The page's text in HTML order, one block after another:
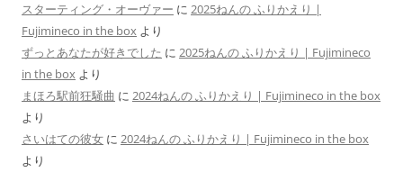
スターティング・オーヴァー に 2025ねんの ふりかえり |
Fujimineco in the box より
ずっとあなたが好きでした に 2025ねんの ふりかえり | Fujimineco
in the box より
まほろ駅前狂騒曲 に 2024ねんの ふりかえり | Fujimineco in the box
より
さいはての彼女 に 2024ねんの ふりかえり | Fujimineco in the box
より